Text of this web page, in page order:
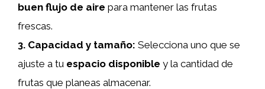
buen flujo de aire para mantener las frutas
frescas.
3. Capacidad y tamaño: Selecciona uno que se
ajuste a tu espacio disponible y la cantidad de
frutas que planeas almacenar.